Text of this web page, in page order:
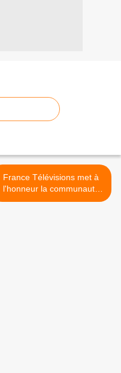
France Télévisions met à
l'honneur la communauté
LGBT+ et commémore les